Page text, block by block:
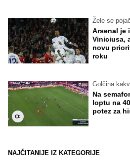
Žele se
Arsenal je
Viniciusa,
novu
roku
Golčina
Na
loptu na
potez za
NAJČITANIJE IZ KATEGORIJE